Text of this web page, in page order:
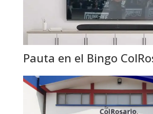
Pauta en el Bingo